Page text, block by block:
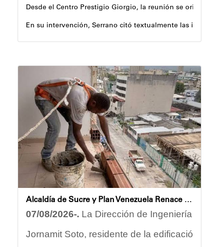
Desde el Centro Prestigio Giorgio, la reunión se orientó
En su intervención, Serrano citó textualmente las
Igualmente, explicó que el propósito central de este
Despliegue territorial
El encuentro contó con la participación del diputado
Como parte de los acuerdos orientados durante la
Joshua Piña
Alcaldía de Sucre y Plan Venezuela Renace iniciaron demolición de fachadas en Residencias Los Dos Caminos
07/08/2026-. La Dirección de Ingeniería
Jornamit Soto, residente de la edificación,